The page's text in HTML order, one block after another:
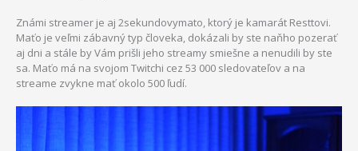
Známi streamer je aj 2sekundovymato, ktorý je kamarát Resttovi.
Maťo je veľmi zábavný typ človeka, dokázali by ste naňho pozerať
aj dni a stále by Vám prišli jeho streamy smiešne a nenudili by ste
sa. Maťo má na svojom Twitchi cez 53 000 sledovateľov a na
streame zvykne mať okolo 500 ľudí.